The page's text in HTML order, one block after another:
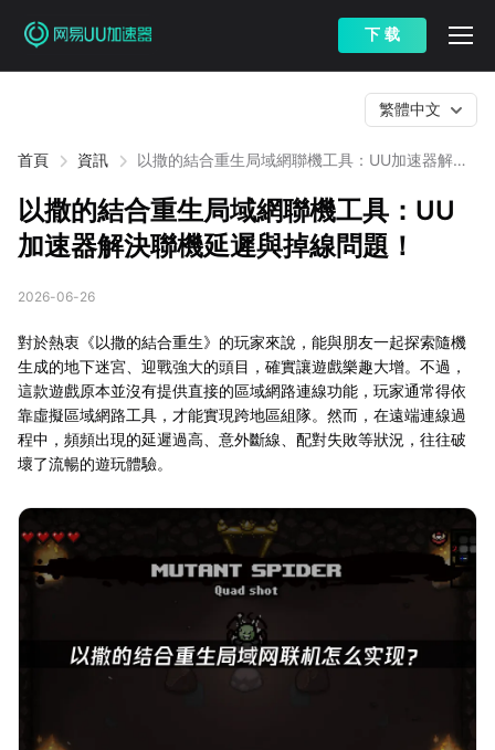
下 载
首頁 資訊
以撒的結合重生局域網聯機工具：UU加速器解決
繁體中文
以撒的結合重生局域網聯機工具：UU
加速器解決聯機延遲與掉線問題！
2026-06-26
對於熱衷《以撒的結合重生》的玩家來說，能與朋友一起探索隨機
生成的地下迷宮、迎戰強大的頭目，確實讓遊戲樂趣大增。不過，
這款遊戲原本並沒有提供直接的區域網路連線功能，玩家通常得依
靠虛擬區域網路工具，才能實現跨地區組隊。然而，在遠端連線過
程中，頻頻出現的延遲過高、意外斷線、配對失敗等狀況，往往破
壞了流暢的遊玩體驗。